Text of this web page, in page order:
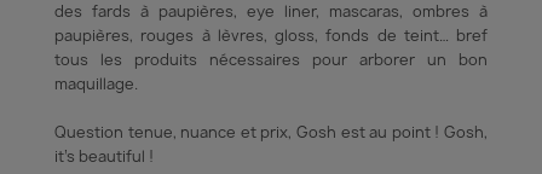
des fards à paupières, eye liner, mascaras, ombres à
paupières, rouges à lèvres, gloss, fonds de teint… bref
tous les produits nécessaires pour arborer un bon
maquillage.
Question tenue, nuance et prix, Gosh est au point ! Gosh,
it’s beautiful !